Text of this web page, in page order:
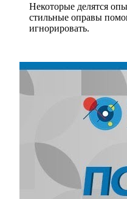
Некоторые делятся
стильные оправы
игнорировать.